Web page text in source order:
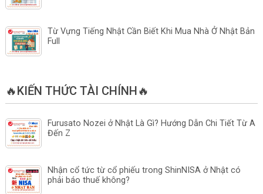
Từ Vựng Tiếng Nhật Cần Biết Khi Mua Nhà Ở Nhật Bản
Full
🔥KIẾN THỨC TÀI CHÍNH🔥
Furusato Nozei ở Nhật Là Gì? Hướng Dẫn Chi Tiết Từ A
Đến Z
Nhận cổ tức từ cổ phiếu trong ShinNISA ở Nhật có
phải báo thuế không?